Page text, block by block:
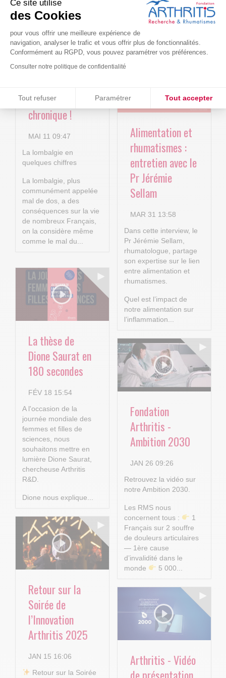
Ce site utilise
des Cookies
pour vous offrir une meilleure expérience de
navigation, analyser le trafic et vous offrir plus de fonctionnalités.
Conformément au RGPD, vous pouvez paramétrer vos préférences.
Consulter notre politique de confidentialité
Tout refuser Paramétrer Tout accepter
Axeptio consent
Plateforme de Gestion du Consentement : Personnalisez vos
Notre plateforme vous permet d'adapter et de gérer vos
Le projet BACK-
4P : Les
nouvelles
technologies
numériques au
lombalgie
chronique !
MAI 11 09:47
La lombalgie en
quelques chiffres
La lombalgie, plus
communément appelée
mal de dos, a des
conséquences sur la vie
de nombreux Français,
on la considère même
comme le mal du...
Arthritis4Cure -
Cure-RA
AVR 22 15:01
Alimentation et
rhumatismes :
entretien avec le
Pr Jérémie
Sellam
MAR 31 13:58
Dans cette interview, le
Pr Jérémie Sellam,
rhumatologue, partage
son expertise sur le lien
entre alimentation et
rhumatismes.
Quel est l’impact de
notre alimentation sur
l’inflammation...
La thèse de
Dione Saurat en
180 secondes
FÉV 18 15:54
A l'occasion de la
journée mondiale des
femmes et filles de
sciences, nous
souhaitons mettre en
lumière Dione Saurat,
chercheuse Arthritis
R&D.
Dione nous explique...
Fondation
Arthritis -
Ambition 2030
JAN 26 09:26
Retrouvez la vidéo sur
notre Ambition 2030.
Les RMS nous
concernent tous :
1
Français sur 2 souffre
de douleurs articulaires
— 1ère cause
d’invalidité dans le
monde
5 000...
Retour sur la
Soirée de
l’Innovation
Arthritis 2025
JAN 15 16:06
​ Retour sur la Soirée
Arthritis - Vidéo